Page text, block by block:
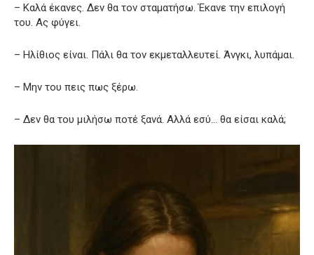
– Καλά έκανες. Δεν θα τον σταματήσω. Έκανε την επιλογή
του. Ας φύγει.
– Ηλίθιος είναι. Πάλι θα τον εκμεταλλευτεί. Άνγκι, λυπάμαι.
– Μην του πεις πως ξέρω.
– Δεν θα του μιλήσω ποτέ ξανά. Αλλά εσύ… θα είσαι καλά;